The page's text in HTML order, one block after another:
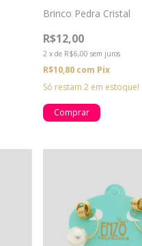
Brinco Pedra Cristal
R$12,00
2 xde R$6,00 sem juros
R$10,80 com Pix
Só restam2 em estoque!